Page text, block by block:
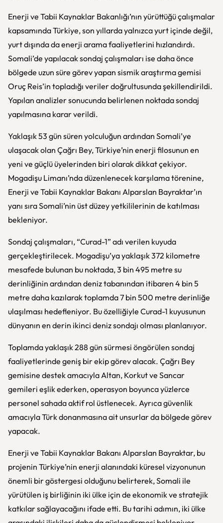
Enerji ve Tabii Kaynaklar Bakanlığı’nın yürüttüğü çalışmalar
kapsamında Türkiye, son yıllarda yalnızca yurt içinde değil,
yurt dışında da enerji arama faaliyetlerini hızlandırdı.
Somali’de yapılacak sondaj çalışmaları ise daha önce
bölgede uzun süre görev yapan sismik araştırma gemisi
Oruç Reis’in topladığı veriler doğrultusunda şekillendirildi.
Yapılan analizler sonucunda belirlenen noktada sondaj
yapılmasına karar verildi.
Yaklaşık 53 gün süren yolculuğun ardından Somali’ye
ulaşacak olan Çağrı Bey, Türkiye’nin enerji filosunun en
yeni ve güçlü üyelerinden biri olarak dikkat çekiyor.
Mogadişu Limanı’nda düzenlenecek karşılama törenine,
Enerji ve Tabii Kaynaklar Bakanı Alparslan Bayraktar’ın
yanı sıra Somali’nin üst düzey yetkililerinin de katılması
bekleniyor.
Sondaj çalışmaları, “Curad-1” adı verilen kuyuda
gerçekleştirilecek. Mogadişu’ya yaklaşık 372 kilometre
mesafede bulunan bu noktada, 3 bin 495 metre su
derinliğinin ardından deniz tabanından itibaren 4 bin 5
metre daha kazılarak toplamda 7 bin 500 metre derinliğe
ulaşılması hedefleniyor. Bu özelliğiyle Curad-1 kuyusunun
dünyanın en derin ikinci deniz sondajı olması planlanıyor.
Toplamda yaklaşık 288 gün sürmesi öngörülen sondaj
faaliyetlerinde geniş bir ekip görev alacak. Çağrı Bey
gemisine destek amacıyla Altan, Korkut ve Sancar
gemileri eşlik ederken, operasyon boyunca yüzlerce
personel sahada aktif rol üstlenecek. Ayrıca güvenlik
amacıyla Türk donanmasına ait unsurlar da bölgede görev
yapacak.
Enerji ve Tabii Kaynaklar Bakanı Alparslan Bayraktar, bu
projenin Türkiye’nin enerji alanındaki küresel vizyonunun
önemli bir göstergesi olduğunu belirterek, Somali ile
yürütülen iş birliğinin iki ülke için de ekonomik ve stratejik
katkılar sağlayacağını ifade etti. Bu tarihi adımın, iki ülke